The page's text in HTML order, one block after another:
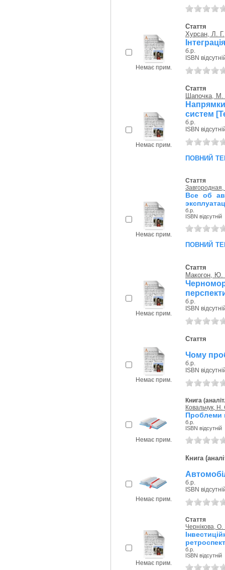
Немає прим.
Стаття
Хурсан, Л. Г.
б.р.
ISBN
Немає прим.
Стаття
Шапочка, М.
систем
б.р.
ISBN
повний
Немає прим.
Стаття
Все об
б.р.
ISBN відсутній
повний
Немає прим.
Стаття
Макогон, Ю.
б.р.
ISBN
Немає прим.
Стаття
Чому
б.р.
ISBN
Немає прим.
Книга
Ковальчук, Н.
Проблеми
б.р.
ISBN відсутній
Немає прим.
Книга
б.р.
ISBN
Немає прим.
Стаття
Чернікова, О.
б.р.
ISBN відсутній